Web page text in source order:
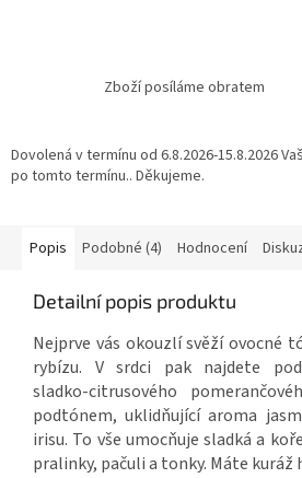
Zboží posíláme obratem
Dovolená v termínu od 6.8.2026-15.8.2026
po tomto termínu.. Děkujeme.
Popis Podobné (4) Hodnocení
Detailní popis produktu
Nejprve vás okouzlí svěží ovocné
rybízu. V srdci pak najdete
sladko-citrusového
podtónem, uklidňující aroma
irisu. To vše umocňuje sladká a
pralinky, pačuli a tonky. Máte kuráž